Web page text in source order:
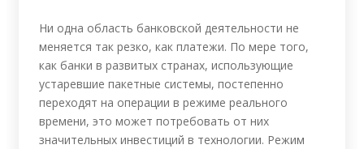
Ни одна область банковской деятельности не
меняется так резко, как платежи. По мере того,
как банки в развитых странах, использующие
устаревшие пакетные системы, постепенно
переходят на операции в режиме реального
времени, это может потребовать от них
значительных инвестиций в технологии. Режим